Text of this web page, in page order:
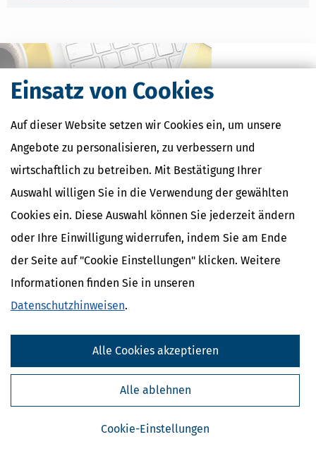
Einsatz von Cookies
Auf dieser Website setzen wir Cookies ein, um unsere
Angebote zu personalisieren, zu verbessern und
wirtschaftlich zu betreiben. Mit Bestätigung Ihrer
Auswahl willigen Sie in die Verwendung der gewählten
Cookies ein. Diese Auswahl können Sie jederzeit ändern
oder Ihre Einwilligung widerrufen, indem Sie am Ende
der Seite auf "Cookie Einstellungen" klicken. Weitere
Informationen finden Sie in unseren
Datenschutzhinweisen.
Cookie-Einstellungen
Alle ablehnen
Alle Cookies akzeptieren
Absenden
Steuertipps
Steuertipps Selbstständige
Ja, ich möchte die kostenlosen Newsletter
Meine Einwilligung kann ich jederzeit durch
Abbestellung des Newsletters widerrufen.